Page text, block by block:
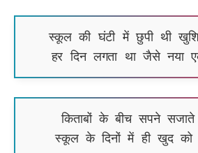
स्कूल की घंटी में छुपी थी
हर दिन लगता था जैसे नया
किताबों के बीच सपने
स्कूल के दिनों में ही खुद को